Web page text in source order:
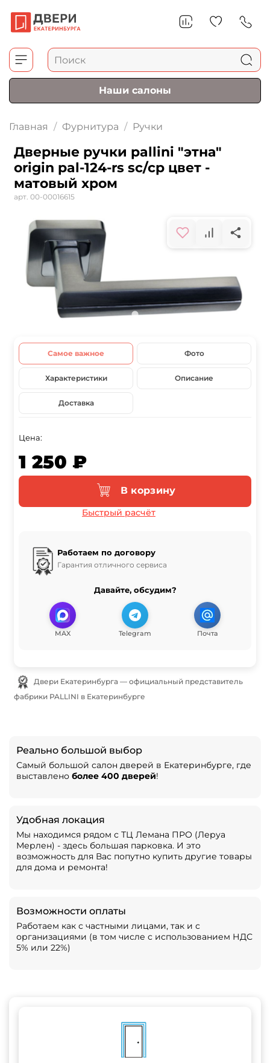
Наши салоны
Главная Фурнитура Ручки
Дверные ручки pallini "этна"
origin pal-124-rs sc/cp цвет -
матовый хром
арт. 00-00016615
Самое важное Фото
Характеристики Описание
Доставка
Цена:
1 250 ₽
В корзину
Быстрый расчёт
Работаем по договору
Гарантия отличного сервиса
Давайте, обсудим?
MAX Telegram Почта
Двери Екатеринбурга — официальный представитель
фабрики PALLINI в Екатеринбурге
Реально большой выбор
Самый большой салон дверей в Екатеринбурге, где
выставлено более 400 дверей!
Удобная локация
Мы находимся рядом с ТЦ Лемана ПРО (Леруа
Мерлен) - здесь большая парковка. И это
возможность для Вас попутно купить другие товары
для дома и ремонта!
Возможности оплаты
Работаем как с частными лицами, так и с
организациями (в том числе с использованием НДС
5% или 22%)